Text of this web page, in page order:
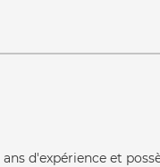
d'expérience et